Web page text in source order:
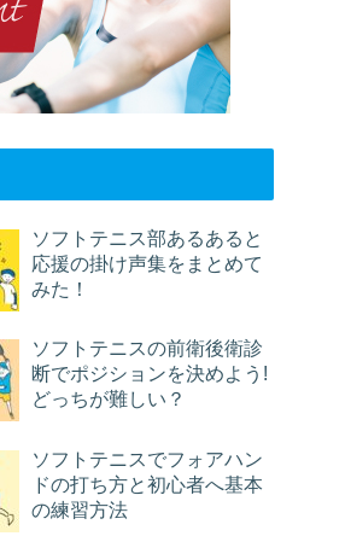
ソフトテニス部あるあると
応援の掛け声集をまとめて
みた！
ソフトテニスの前衛後衛診
断でポジションを決めよう!
どっちが難しい？
ソフトテニスでフォアハン
ドの打ち方と初心者へ基本
の練習方法